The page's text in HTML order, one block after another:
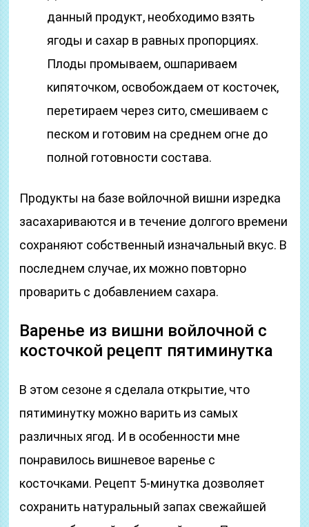
данный продукт, необходимо взять
ягоды и сахар в равных пропорциях.
Плоды промываем, ошпариваем
кипяточком, освобождаем от косточек,
перетираем через сито, смешиваем с
песком и готовим на среднем огне до
полной готовности состава.
Продукты на базе войлочной вишни изредка
засахариваются и в течение долгого времени
сохраняют собственный изначальный вкус. В
последнем случае, их можно повторно
проварить с добавлением сахара.
Варенье из вишни войлочной с
косточкой рецепт пятиминутка
В этом сезоне я сделала открытие, что
пятиминутку можно варить из самых
различных ягод. И в особенности мне
понравилось вишневое варенье с
косточками. Рецепт 5-минутка дозволяет
сохранить натуральный запах свежайшей